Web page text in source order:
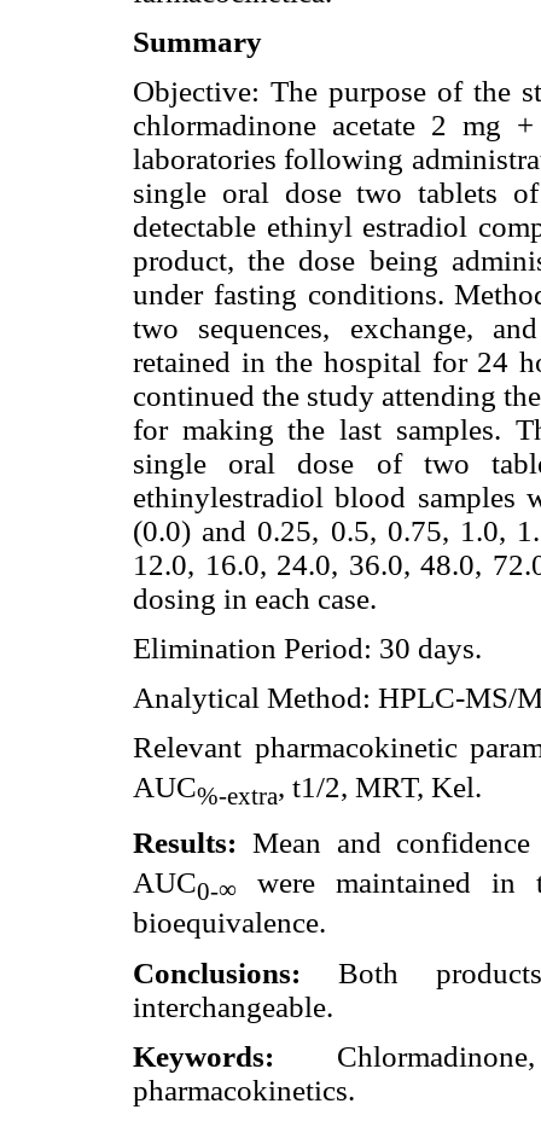
Summary
Objective: The purpose of the
chlormadinone acetate 2 mg
laboratories following
single oral dose two tablets
detectable ethinyl estradiol
product, the dose being
under fasting conditions.
two sequences, exchange,
retained in the hospital for 24
continued the study attending
for making the last samples.
single oral dose of two
ethinylestradiol blood samples
(0.0) and 0.25, 0.5, 0.75, 1.0,
12.0, 16.0, 24.0, 36.0, 48.0,
dosing in each case.
Elimination Period: 30 days.
Analytical Method: HPLC-MS/
Relevant pharmacokinetic
AUC%-extra, t1/2, MRT, Kel.
Results: Mean and
AUC0-∞ were maintained in
bioequivalence.
Conclusions: Both
interchangeable.
Keywords:
pharmacokinetics.